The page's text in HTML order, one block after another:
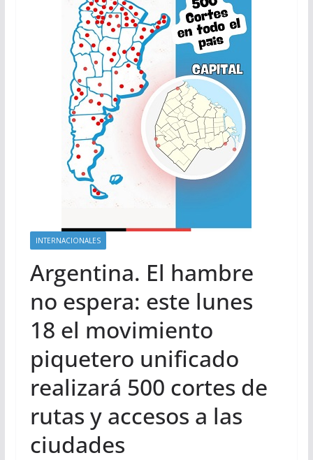
INTERNACIONALES
Argentina. El hambre
no espera: este lunes
18 el movimiento
piquetero unificado
realizará 500 cortes de
rutas y accesos a las
ciudades